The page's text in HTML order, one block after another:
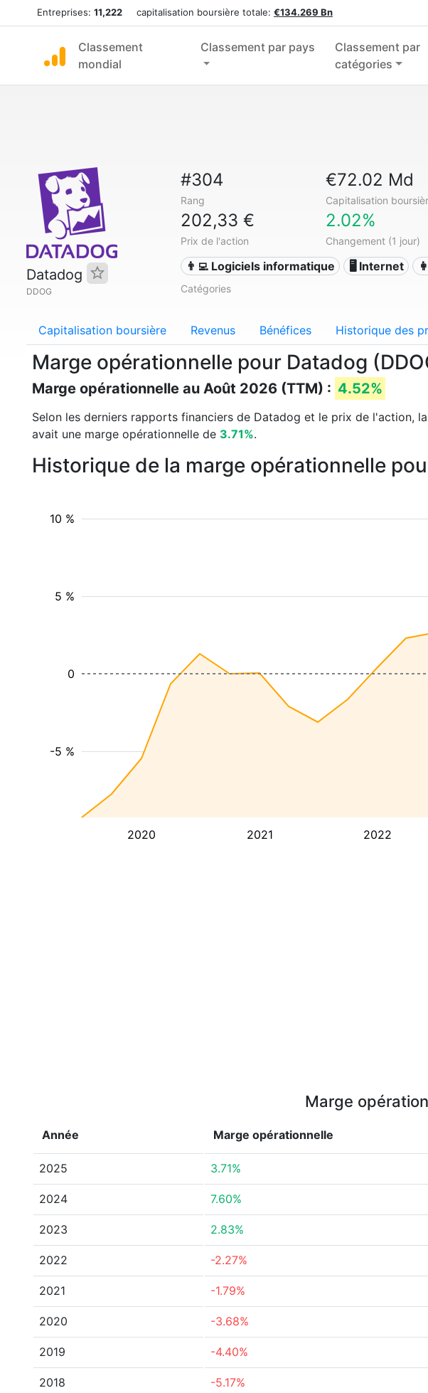
Entreprises: 11,222 capitalisation boursière totale: €134.269 Bn
Classement
mondial
Classement par pays
Classement par
catégories
Datadog
DDOG
#304
Rang
€72.02 Md
Capitalisation
202,33 €
Prix de l'action
2.02%
Changement (1 jour)
👨‍💻 Logiciels informatique 🖥️ Internet
Catégories
Capitalisation boursière Revenus Bénéfices Historique des
Marge opérationnelle pour Datadog
Marge opérationnelle au Août 2026 (TTM) : 4.52%
Selon les derniers rapports financiers de Datadog et le prix de l'action,
avait une marge opérationnelle de 3.71%.
Historique de la marge opérationnelle
2020 2021 2022
-5 %
5 %
10 %
0
Marge
Année Marge opérationnelle
2025 3.71%
2024 7.60%
2023 2.83%
2022 -2.27%
2021 -1.79%
2020 -3.68%
2019 -4.40%
2018 -5.17%